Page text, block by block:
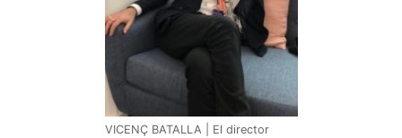
VICENÇ BATALLA | El director